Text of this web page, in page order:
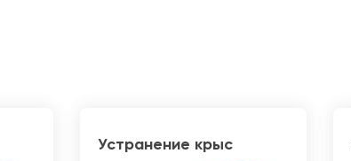
Устранение крыс